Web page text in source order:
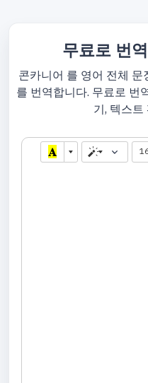
무료로 번
콘카니어 를 영어 전체
를 번역합니다. 무료로 번
기, 텍스트